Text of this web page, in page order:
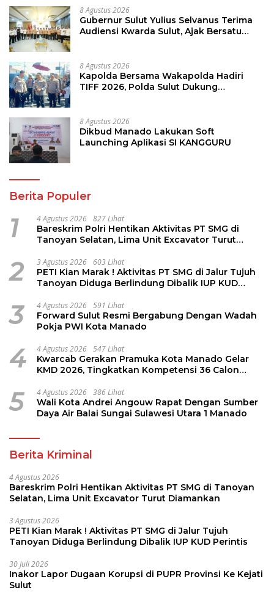
8 Agustus 2026
Gubernur Sulut Yulius Selvanus Terima
Audiensi Kwarda Sulut, Ajak Bersatu
8 Agustus 2026
Kapolda Bersama Wakapolda Hadiri
TIFF 2026, Polda Sulut Dukung
8 Agustus 2026
Dikbud Manado Lakukan Soft
Launching Aplikasi SI KANGGURU
Berita Populer
1 4 Agustus 2026 827 Lihat
Bareskrim Polri Hentikan Aktivitas PT SMG di
Tanoyan Selatan, Lima Unit Excavator Turut
2 3 Agustus 2026 603 Lihat
PETI Kian Marak ! Aktivitas PT SMG di Jalur Tujuh
Tanoyan Diduga Berlindung Dibalik IUP KUD
3 4 Agustus 2026 591 Lihat
Forward Sulut Resmi Bergabung Dengan Wadah
Pokja PWI Kota Manado
4 4 Agustus 2026 547 Lihat
Kwarcab Gerakan Pramuka Kota Manado Gelar
KMD 2026, Tingkatkan Kompetensi 36 Calon
5 4 Agustus 2026 386 Lihat
Wali Kota Andrei Angouw Rapat Dengan Sumber
Daya Air Balai Sungai Sulawesi Utara 1 Manado
Berita Kriminal
4 Agustus 2026
Bareskrim Polri Hentikan Aktivitas PT SMG di Tanoyan
Selatan, Lima Unit Excavator Turut Diamankan
3 Agustus 2026
PETI Kian Marak ! Aktivitas PT SMG di Jalur Tujuh
Tanoyan Diduga Berlindung Dibalik IUP KUD Perintis
30 Juli 2026
Inakor Lapor Dugaan Korupsi di PUPR Provinsi Ke Kejati
Sulut